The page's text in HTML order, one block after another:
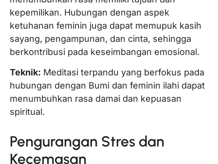
kepemilikan. Hubungan dengan aspek
ketuhanan feminin juga dapat memupuk kasih
sayang, pengampunan, dan cinta, sehingga
berkontribusi pada keseimbangan emosional.
Teknik: Meditasi terpandu yang berfokus pada
hubungan dengan Bumi dan feminin ilahi dapat
menumbuhkan rasa damai dan kepuasan
spiritual.
Pengurangan Stres dan
Kecemasan